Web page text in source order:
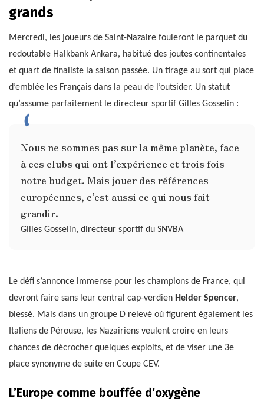
grands
Mercredi, les joueurs de Saint-Nazaire fouleront le parquet du
redoutable Halkbank Ankara, habitué des joutes continentales
et quart de finaliste la saison passée. Un tirage au sort qui place
d’emblée les Français dans la peau de l’outsider. Un statut
qu’assume parfaitement le directeur sportif Gilles Gosselin :
Nous ne sommes pas sur la même planète, face
à ces clubs qui ont l’expérience et trois fois
notre budget. Mais jouer des références
européennes, c’est aussi ce qui nous fait
grandir.
Gilles Gosselin, directeur sportif du SNVBA
Le défi s’annonce immense pour les champions de France, qui
devront faire sans leur central cap-verdien Helder Spencer,
blessé. Mais dans un groupe D relevé où figurent également les
Italiens de Pérouse, les Nazairiens veulent croire en leurs
chances de décrocher quelques exploits, et de viser une 3e
place synonyme de suite en Coupe CEV.
L’Europe comme bouffée d’oxygène